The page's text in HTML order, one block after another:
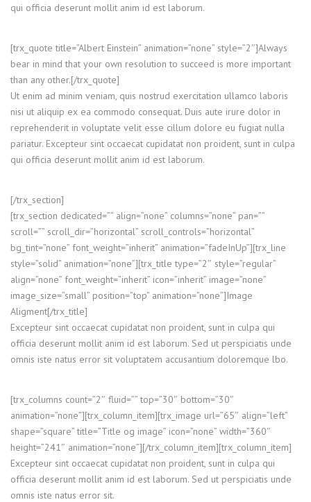
qui officia deserunt mollit anim id est laborum.
[trx_quote title=”Albert Einstein” animation=”none” style=”2″]Always
bear in mind that your own resolution to succeed is more important
than any other.[/trx_quote]
Ut enim ad minim veniam, quis nostrud exercitation ullamco laboris
nisi ut aliquip ex ea commodo consequat. Duis aute irure dolor in
reprehenderit in voluptate velit esse cillum dolore eu fugiat nulla
pariatur. Excepteur sint occaecat cupidatat non proident, sunt in culpa
qui officia deserunt mollit anim id est laborum.
[/trx_section]
[trx_section dedicated=”” align=”none” columns=”none” pan=””
scroll=”” scroll_dir=”horizontal” scroll_controls=”horizontal”
bg_tint=”none” font_weight=”inherit” animation=”fadeInUp”][trx_line
style=”solid” animation=”none”][trx_title type=”2″ style=”regular”
align=”none” font_weight=”inherit” icon=”inherit” image=”none”
image_size=”small” position=”top” animation=”none”]Image
Aligment[/trx_title]
Excepteur sint occaecat cupidatat non proident, sunt in culpa qui
officia deserunt mollit anim id est laborum. Sed ut perspiciatis unde
omnis iste natus error sit voluptatem accusantium doloremque lbo.
[trx_columns count=”2″ fluid=”” top=”30″ bottom=”30″
animation=”none”][trx_column_item][trx_image url=”65″ align=”left”
shape=”square” title=”Title og image” icon=”none” width=”360″
height=”241″ animation=”none”][/trx_column_item][trx_column_item]
Excepteur sint occaecat cupidatat non proident, sunt in culpa qui
officia deserunt mollit anim id est laborum. Sed ut perspiciatis unde
omnis iste natus error sit.